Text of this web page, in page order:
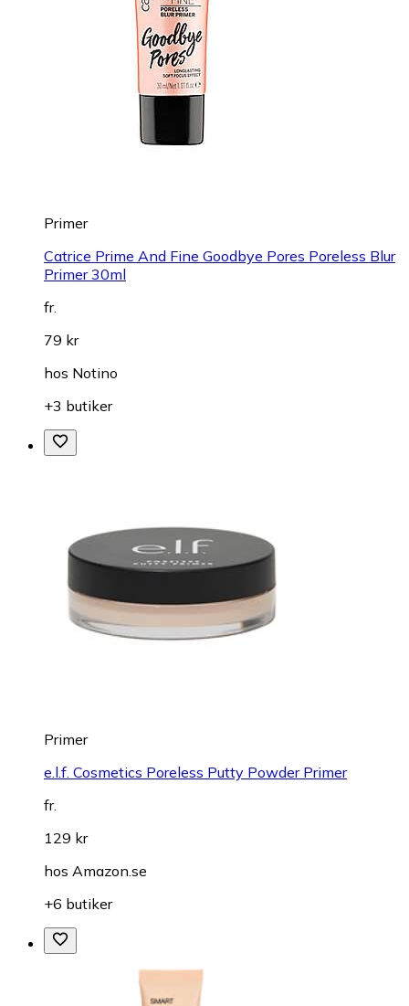
Primer
Catrice Prime And Fine Goodbye Pores Poreless Blur
Primer 30ml
fr.
79 kr
hos Notino
+3 butiker
Primer
e.l.f. Cosmetics Poreless Putty Powder Primer
fr.
129 kr
hos Amazon.se
+6 butiker